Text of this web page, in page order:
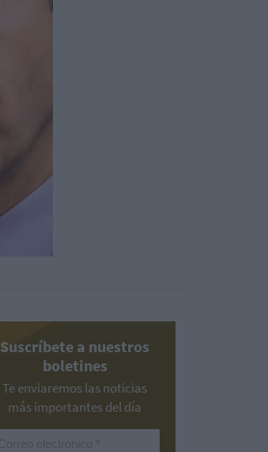
Suscríbete a nuestros
boletines
Te enviaremos las noticias
más importantes del día